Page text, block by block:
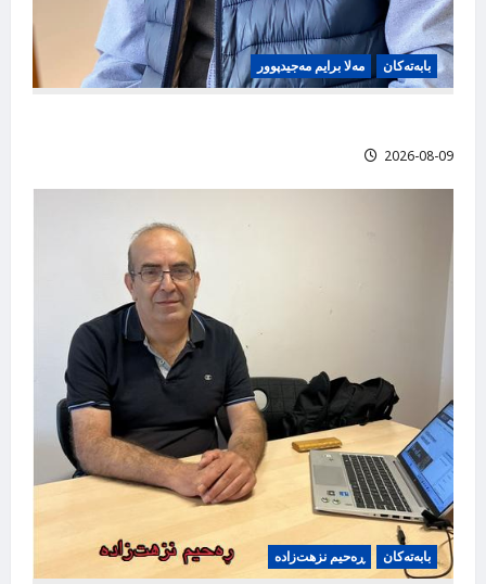
بابه‌ته‌کان مەلا برایم مەجیدپوور
2026-08-09
بابه‌ته‌کان ڕەحیم نزهت‌زاده